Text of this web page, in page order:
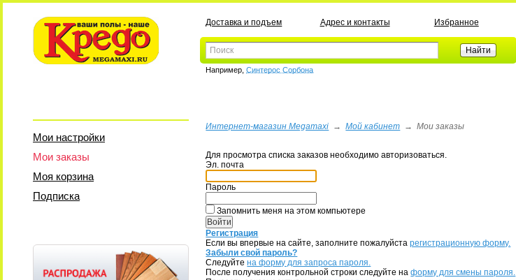
Доставка и подъем Адрес и контакты Избранное
Например,Синтерос Сорбона
Мои настройки
Мои заказы
Моя корзина
Подписка
Интернет-магазин Megamaxi →Мой кабинет →Мои заказы
Для просмотра списка заказов необходимо авторизоваться.
Эл. почта
Пароль
Запомнить меня на этом компьютере
Регистрация
Если вы впервые на сайте, заполните пожалуйстарегистрационную форму.
Забыли свой пароль?
Следуйтена форму для запроса пароля.
После получения контрольной строки следуйте наформу для смены пароля.